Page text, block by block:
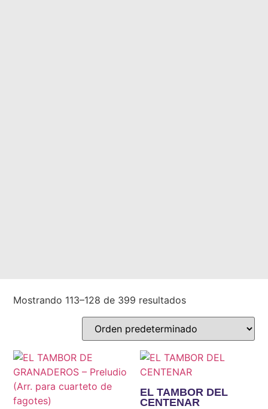
Mostrando 113–128 de 399 resultados
EL TAMBOR DEL
CENTENAR